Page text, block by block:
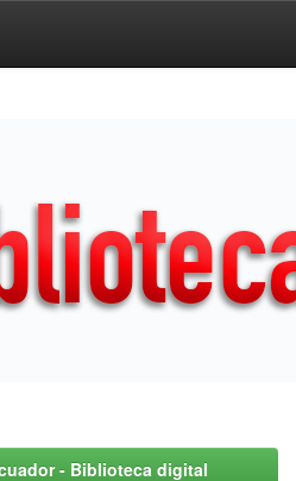
- Biblioteca digital